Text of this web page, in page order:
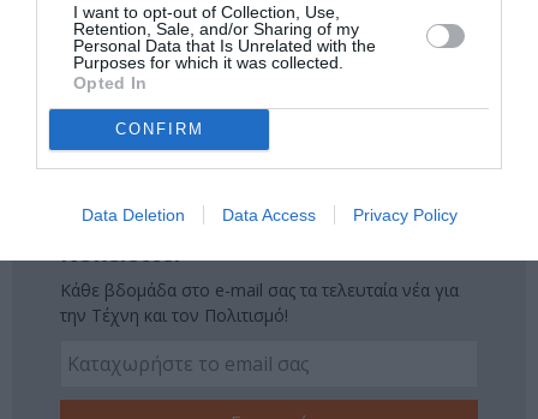
I want to opt-out of Collection, Use,
Retention, Sale, and/or Sharing of my
Personal Data that Is Unrelated with the
Purposes for which it was collected.
Opted In
CONFIRM
Data Deletion Data Access Privacy Policy
Νέοι Διαγωνισμοί❯
Tags
ΕΛΕΝΗ ΤΣΑΛΙΓΟΠΟΥΛΟΥ
ΕΝΤΕΧΝΟ - ΛΑΪΚΟ - ΠΑΡΑΔΟΣΙΑΚΗ
Κάθε βδομάδα στο e-mail σας τα τελευταία νέα για
την Τέχνη και τον Πολιτισμό!